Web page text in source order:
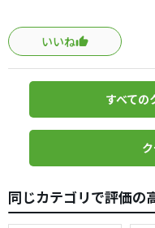
フェアウェイからの寄
かった。
バンカーからは悲惨。
転がして寄せるのなら
いいね
すべての
同じカテゴリで評価の